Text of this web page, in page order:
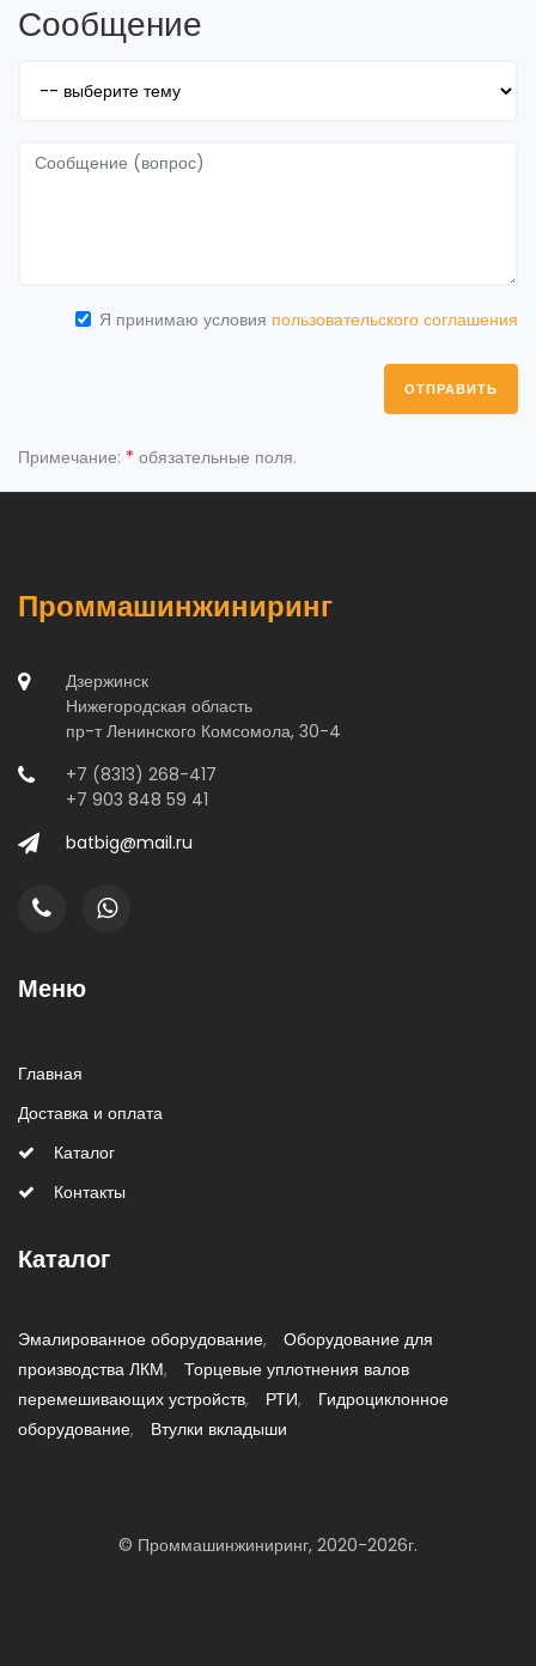
Сообщение
Я принимаю условия пользовательского соглашения
ОТПРАВИТЬ
Примечание: * обязательные поля.
Проммашинжиниринг
Дзержинск
Нижегородская область
пр-т Ленинского Комсомола, 30-4
+7 (8313) 268-417
+7 903 848 59 41
batbig@mail.ru
Меню
Главная
Доставка и оплата
Каталог
Контакты
Каталог
Эмалированное оборудование
Оборудование для
производства ЛКМ
Торцевые уплотнения валов
перемешивающих устройств
РТИ
Гидроциклонное
оборудование
Втулки вкладыши
© Проммашинжиниринг, 2020-2026г.